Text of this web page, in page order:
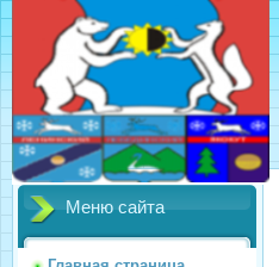
Меню сайта